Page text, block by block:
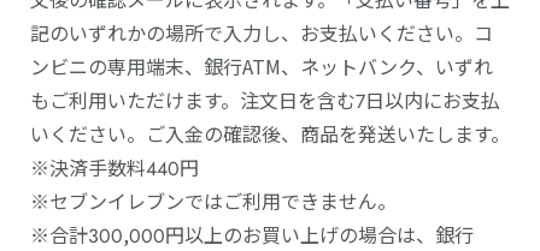
記のいずれかの場所で入力し、お支払いください。コ
ンビニの専用端末、銀行ATM、ネットバンク、いずれ
もご利用いただけます。注文日を含む7日以内にお支払
いください。ご入金の確認後、商品を発送いたします。
※決済手数料440円
※セブンイレブンではご利用できません。
※合計300,000円以上のお買い上げの場合は、銀行